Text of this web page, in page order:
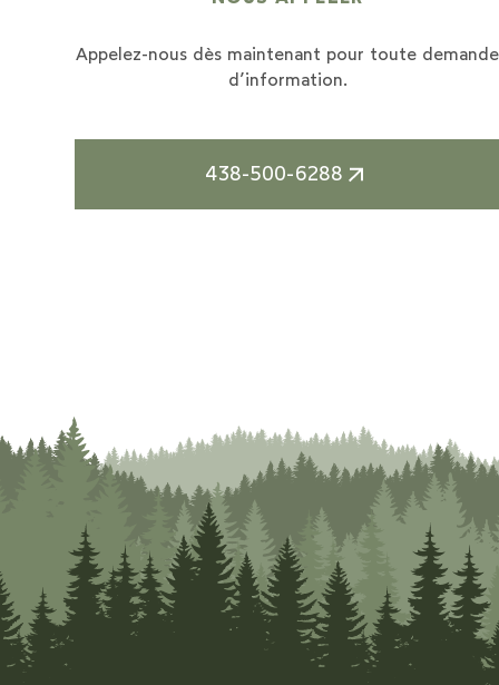
Appelez-nous dès maintenant pour toute demande
d’information.
438-500-6288